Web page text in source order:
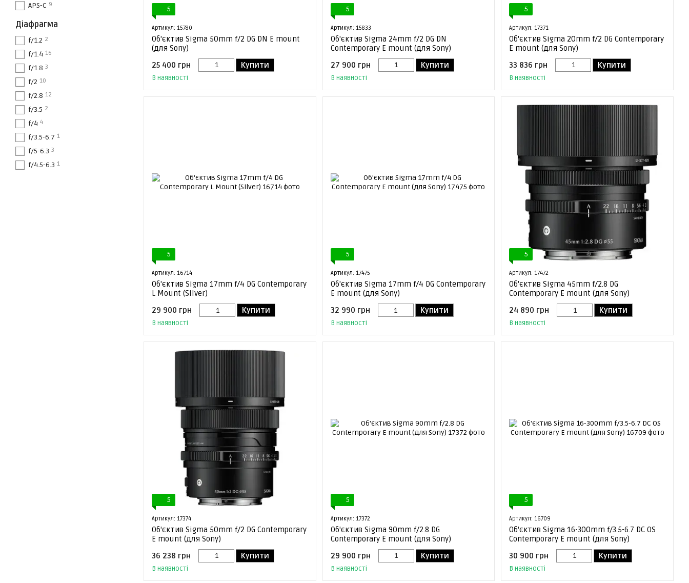
5
Артикул: 15780
Об'єктив Sigma 50mm f/2 DG DN E mount
(для Sony)
25 400 грн
Купити
В наявності
5
Артикул: 15833
Об'єктив Sigma 24mm f/2 DG DN
Contemporary E mount (для Sony)
27 900 грн
Купити
В наявності
5
Артикул: 17371
Об'єктив Sigma 20mm f/2 DG Contemporary
E mount (для Sony)
33 836 грн
Купити
В наявності
5
Артикул: 16714
Об'єктив Sigma 17mm f/4 DG Contemporary
L Mount (Silver)
29 900 грн
Купити
В наявності
5
Артикул: 17475
Об'єктив Sigma 17mm f/4 DG Contemporary
E mount (для Sony)
32 990 грн
Купити
В наявності
5
Артикул: 17472
Об'єктив Sigma 45mm f/2.8 DG
Contemporary E mount (для Sony)
24 890 грн
Купити
В наявності
5
Артикул: 17374
Об'єктив Sigma 50mm f/2 DG Contemporary
E mount (для Sony)
36 238 грн
Купити
В наявності
5
Артикул: 17372
Об'єктив Sigma 90mm f/2.8 DG
Contemporary E mount (для Sony)
29 900 грн
Купити
В наявності
5
Артикул: 16709
Об'єктив Sigma 16-300mm f/3.5-6.7 DC OS
Contemporary E mount (для Sony)
30 900 грн
Купити
В наявності
APS-C 9
Діафрагма
f/1.2 2
f/1.4 16
f/1.8 3
f/2 10
f/2.8 12
f/3.5 2
f/4 4
f/3.5-6.7 1
f/5-6.3 3
f/4.5-6.3 1